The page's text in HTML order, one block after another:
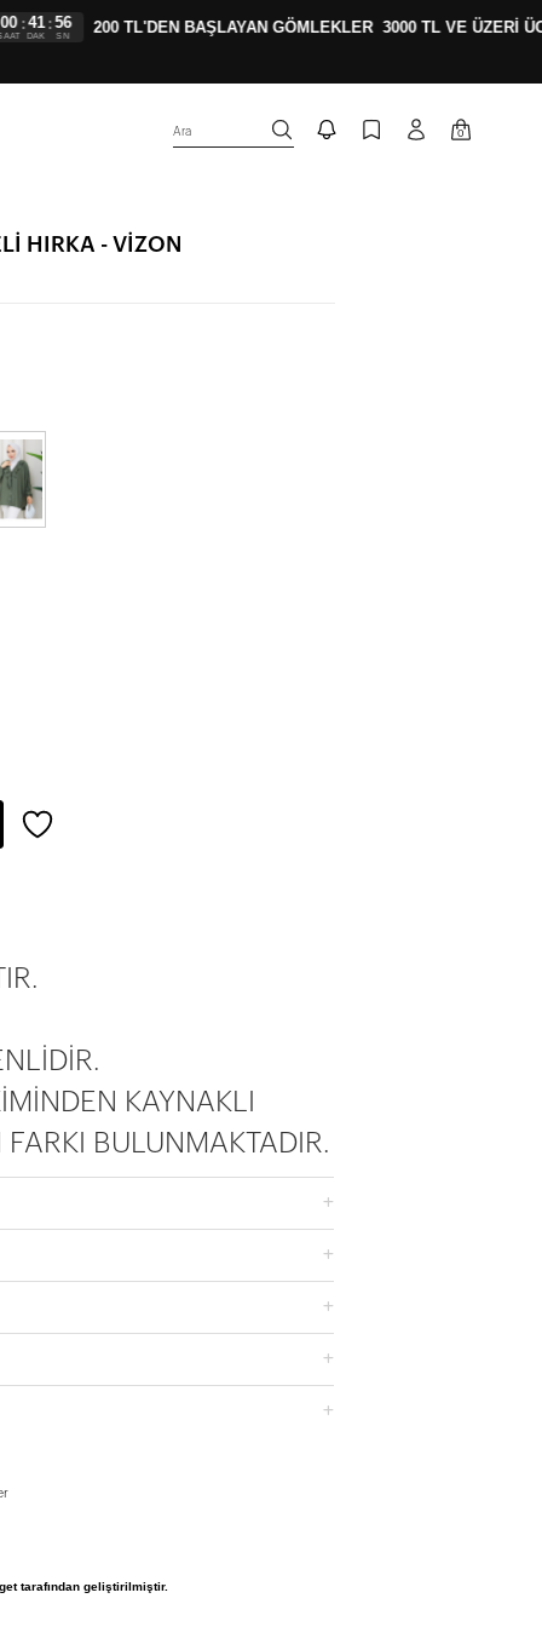
41
DAK
:55
SN 200 TL'DEN BAŞLAYAN GÖMLEKLER 3000 TL VE ÜZERİ
Ara 0
HIRKA - VİZON
KAYNAKLI
BULUNMAKTADIR.
tarafından geliştirilmiştir.